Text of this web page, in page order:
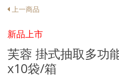
上一商品
新品上市
芙蓉 掛式抽取多功
x10袋/箱